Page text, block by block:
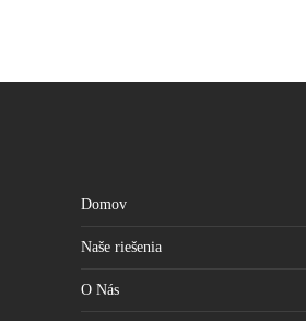
Domov
Naše riešenia
O Nás